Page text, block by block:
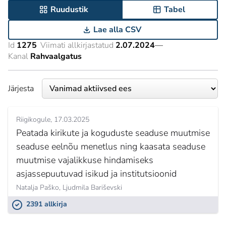
Ruudustik
Tabel
Lae alla CSV
Id 1275 Viimati allkirjastatud 2.07.2024—
Kanal Rahvaalgatus
Järjesta
Riigikogule 17.03.2025
Peatada kirikute ja koguduste seaduse muutmise
seaduse eelnõu menetlus ning kaasata seaduse
muutmise vajalikkuse hindamiseks
asjassepuutuvad isikud ja institutsioonid
Natalja Paško, Ljudmila Bariševski
2391 allkirja